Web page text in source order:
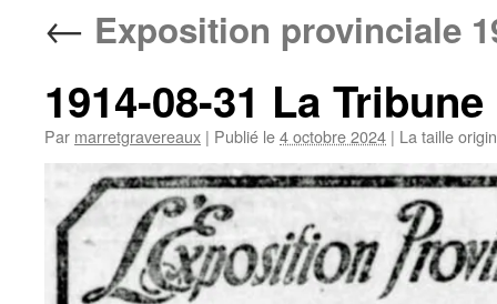
← Exposition provinciale
1914-08-31 La
Par marretgravereaux | Publié le4 octobre 2024 | La taille